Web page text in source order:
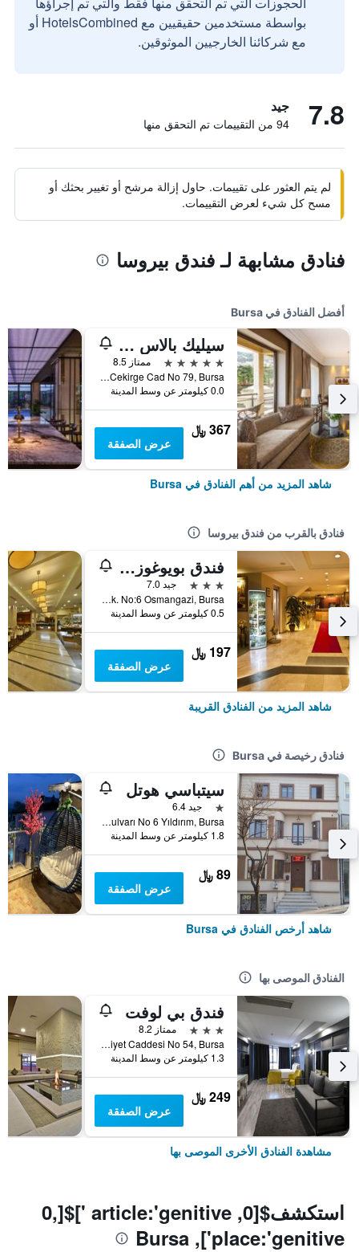
بواسطة مستخدمين حقيقيين مع HotelsCombined أو
مع شركائنا الخارجيين الموثوقين.
7.8 جيد
94 من التقييمات تم التحقق منها
لم يتم العثور على تقييمات. حاول إزالة مرشح أو تغيير بحثك أو
مسح كل شيء لعرض التقييمات.
فنادق مشابهة لـ فندق بيروسا
أفضل الفنادق في Bursa
سيليك بالاس هوتل كونفينشن سنتر آند ثيرمال سبا
5 نجوم
ممتاز 8.5
Cekirge Cad No 79, Bursa, تركيا
0.0 كيلومتر عن وسط المدينة
367 ﷼
عرض الصفقة
شاهد المزيد من أهم الفنادق في Bursa
فنادق بالقرب من فندق بيروسا
فندق بويوغوزل تيرمال
3 نجوم
جيد 7.0
Cekirge Mh. 2.Selvi Sk. No:6 Osmangazi, Bursa, تركيا
0.5 كيلومتر عن وسط المدينة
197 ﷼
عرض الصفقة
شاهد المزيد من الفنادق القريبة
فنادق رخيصة في Bursa
سيتباسي هوتل
نجمة واحدة
جيد 6.4
Kurtoglu Mahallesi Gokdere Bulvarı No 6 Yıldırım, Bursa, تركيا
1.8 كيلومتر عن وسط المدينة
89 ﷼
عرض الصفقة
شاهد أرخص الفنادق في Bursa
الفنادق الموصى بها
فندق بي لوفت
3 نجوم
ممتاز 8.2
Alacamescit Mah.Cumhuriyet Caddesi No 54, Bursa, تركيا
1.3 كيلومتر عن وسط المدينة
249 ﷼
عرض الصفقة
مشاهدة الفنادق الأخرى الموصى بها
استكشف$[0, article:'genitive ']$[0,
place:'genitive'], Bursa